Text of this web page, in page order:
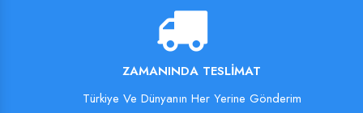
ZAMANINDA TESLIMAT
Türkiye Ve Dünyanın Her Yerine Gönderim